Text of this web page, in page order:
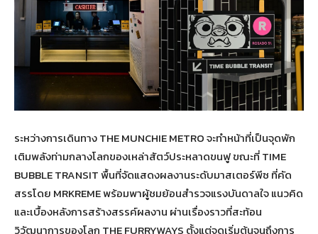
ระหว่างการเดินทาง THE MUNCHIE METRO จะทำหน้าที่เป็นจุดพัก
เติมพลังท่ามกลางโลกของเหล่าสัตว์ประหลาดขนฟู ขณะที่ TIME
BUBBLE TRANSIT พื้นที่จัดแสดงผลงานระดับมาสเตอร์พีซ ที่คัด
สรรโดย MRKREME พร้อมพาผู้ชมย้อนสำรวจแรงบันดาลใจ แนวคิด
และเบื้องหลังการสร้างสรรค์ผลงาน ผ่านเรื่องราวที่สะท้อน
วิวัฒนาการของโลก THE FURRYWAYS ตั้งแต่จุดเริ่มต้นจนถึงการ